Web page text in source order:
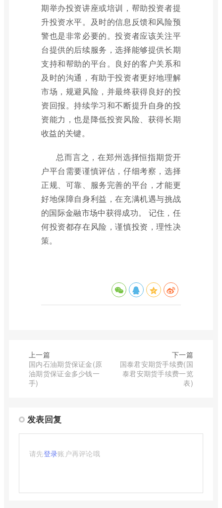
期举办投资讲座或培训，帮助投资者提
升投资水平。及时的信息反馈和风险预
警也是非常必要的。投资者应该关注平
台提供的后续服务，选择能够提供长期
支持和帮助的平台。良好的客户关系和
及时的沟通，有助于投资者更好地理解
市场，规避风险，并最终获得良好的投
资回报。持续学习和不断提升自身的投
资能力，也是降低投资风险、获得长期
收益的关键。
总而言之，在郑州选择恒指期货开
户平台需要谨慎评估，仔细考察，选择
正规、可靠、服务完善的平台，才能更
好地保障自身利益，在充满机遇与挑战
的国际金融市场中获得成功。 记住，任
何投资都存在风险，谨慎投资，理性决
策。
上一篇
国内石油期货保证金(原
油期货保证金多少钱一
手)
下一篇
国泰君安期货手续费(国
泰君安期货手续费一览
表)
发表回复
请先登录账户再评论哦